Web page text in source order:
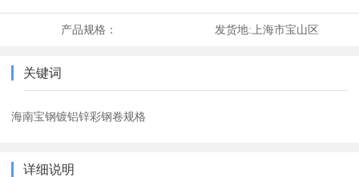
产品规格： 发货地:上海市宝山区
关键词
海南宝钢镀铝锌彩钢卷规格
详细说明